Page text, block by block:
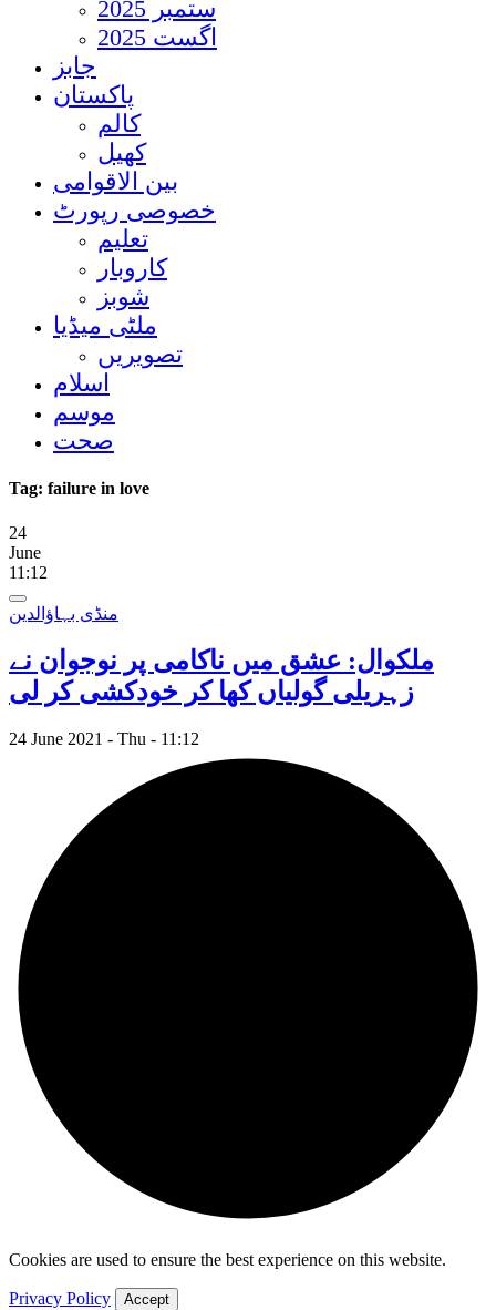
ستمبر 2025
اگست 2025
جابز
پاکستان
کالم
کھیل
بین الاقوامی
خصوصی رپورٹ
تعلیم
کاروبار
شوبز
ملٹی میڈیا
تصویریں
اسلام
موسم
صحت
Tag: failure in love
24
June
11:12
منڈی بہاؤالدین
ملکوال: عشق میں ناکامی پر نوجوان نے
زہریلی گولیاں کھا کر خودکشی کر لی
24 June 2021 - Thu - 11:12
Cookies are used to ensure the best experience on this website.
Privacy Policy Accept